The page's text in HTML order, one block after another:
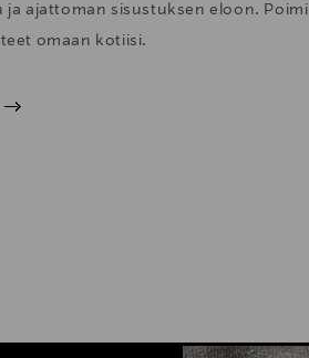
ja ajattoman sisustuksen eloon. Poimi
omaan kotiisi.